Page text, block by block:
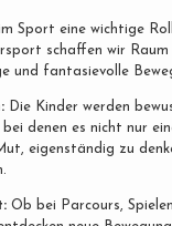
Sport eine wichtige
schaffen wir
und fantasievolle
Die Kinder werden
denen es nicht nur
eigenständig zu
Ob bei Parcours,